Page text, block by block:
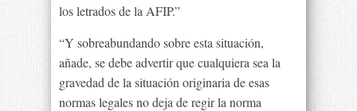
los letrados de la AFIP.”
“Y sobreabundando sobre esta situación,
añade, se debe advertir que cualquiera sea la
gravedad de la situación originaria de esas
normas legales no deja de regir la norma